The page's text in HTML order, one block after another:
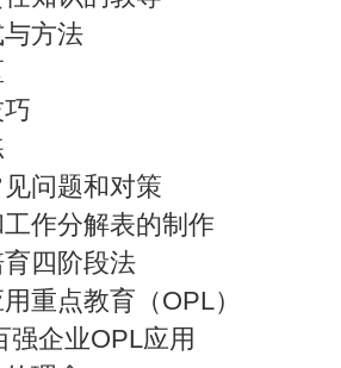
方法
问题和对策
作分解表的制作
四阶段法
重点教育（OPL）
强企业OPL应用